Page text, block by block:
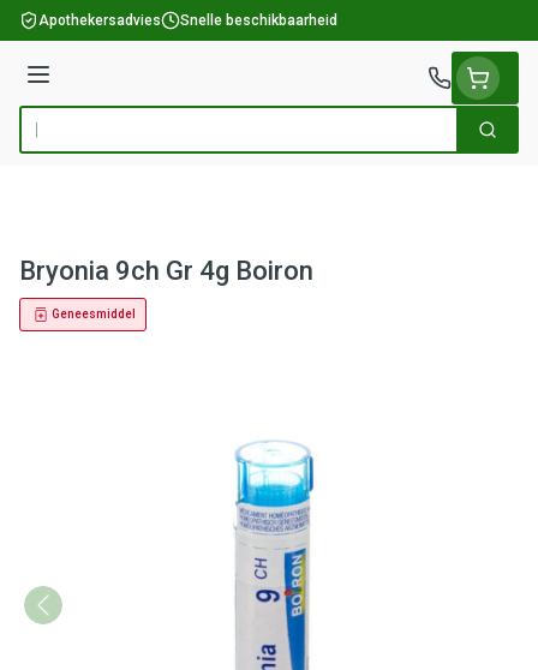
Ga naar de inhoud
Apothekersadvies Snelle beschikbaarheid
Menu
Product, merk, categorie... Zoek
Bryonia 9ch Gr 4g Boiron
Geneesmiddel